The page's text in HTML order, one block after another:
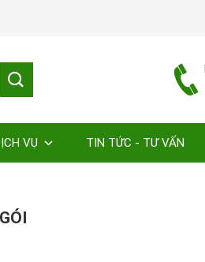
VỤ TIN TỨC - TƯ VẤN